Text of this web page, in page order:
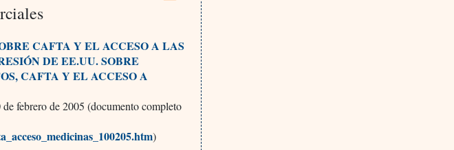
CAFTA Y EL ACCESO A LAS
DE EE.UU. SOBRE
CAFTA Y EL ACCESO A
de febrero de 2005 (documento completo
)